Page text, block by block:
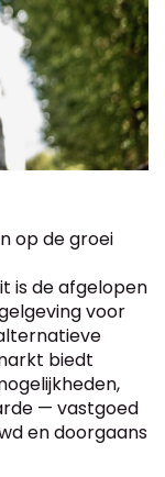
op de groei
is de afgelopen
voor
biedt
— vastgoed
en doorgaans